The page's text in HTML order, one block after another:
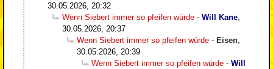
30.05.2026, 20:32
Wenn Siebert immer so pfeifen würde - Will Kane
30.05.2026, 20:37
Wenn Siebert immer so pfeifen würde - Eisen
30.05.2026, 20:39
Wenn Siebert immer so pfeifen würde - Will